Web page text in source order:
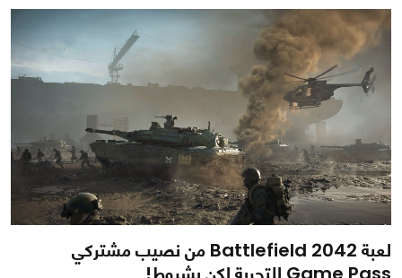
1088
لعبة Battlefield 2042 من نصيب مشتركي